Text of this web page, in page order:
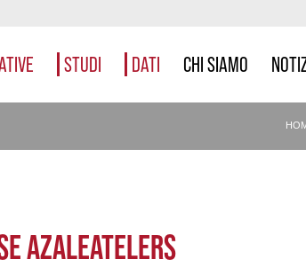
STUDI DATI CHI SIAMO
AZALEATELERS